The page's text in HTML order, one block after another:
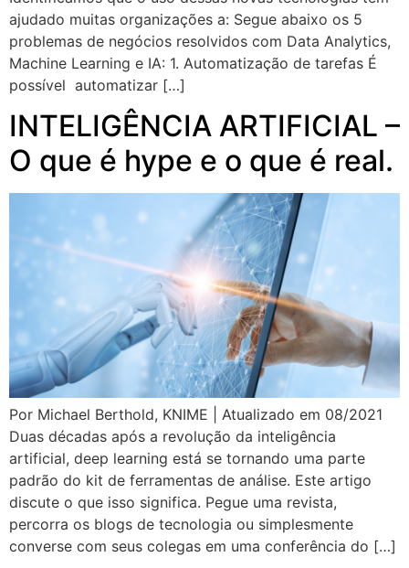
ajudado muitas organizações a: Segue abaixo os 5
problemas de negócios resolvidos com Data Analytics,
Machine Learning e IA: 1. Automatização de tarefas É
possível automatizar […]
INTELIGÊNCIA ARTIFICIAL –
O que é hype e o que é real.
Por Michael Berthold, KNIME | Atualizado em 08/2021
Duas décadas após a revolução da inteligência
artificial, deep learning está se tornando uma parte
padrão do kit de ferramentas de análise. Este artigo
discute o que isso significa. Pegue uma revista,
percorra os blogs de tecnologia ou simplesmente
converse com seus colegas em uma conferência do […]